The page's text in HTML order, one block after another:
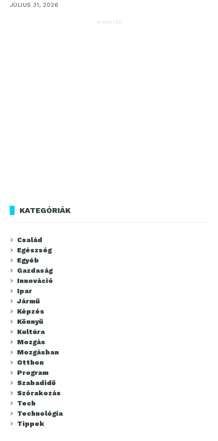
JÚLIUS 31, 2026
HIRDETÉS
KATEGÓRIÁK
Család
Egészség
Egyéb
Gazdaság
Innováció
Ipar
Jármű
Képzés
Könnyű
Kultúra
Mozgás
Mozgásban
Otthon
Program
Szabadidő
Szórakozás
Tech
Technológia
Tippek